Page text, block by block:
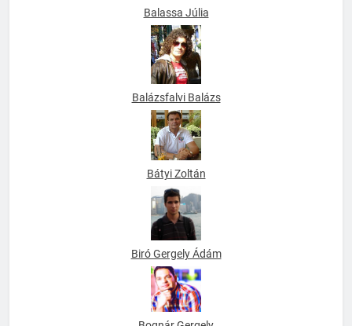
Balassa Júlia
Balázsfalvi Balázs
Bátyi Zoltán
Biró Gergely Ádám